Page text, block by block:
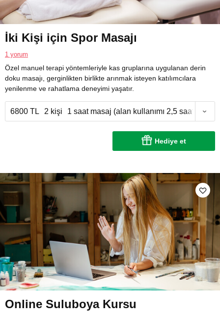
İki Kişi için Spor Masajı
1 yorum
Özel manuel terapi yöntemleriyle kas gruplarına uygulanan derin
doku masajı, gerginlikten birlikte arınmak isteyen katılımcılara
yenilenme ve rahatlama deneyimi yaşatır.
6800 TL 2 kişi 1 saat masaj (alan kullanımı 2,5 saat)
Hediye et
Online Suluboya Kursu